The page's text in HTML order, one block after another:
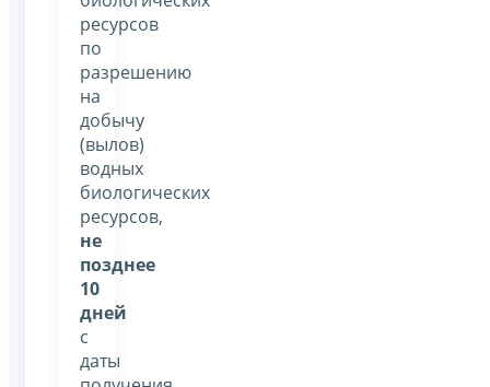
ресурсов
по
разрешению
на
добычу
(вылов)
водных
биологических
ресурсов,
не
позднее
10
дней
с
даты